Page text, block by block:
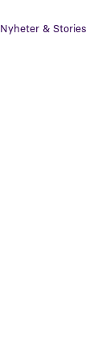
Nyheter & Stories